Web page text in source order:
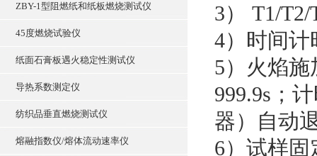
ZBY-1型阻燃纸和纸板燃烧测试仪
45度燃烧试验仪
纸面石膏板遇火稳定性测试仪
导热系数测定仪
纺织品垂直燃烧测试仪
熔融指数仪/熔体流动速率仪
3） T1/
4）时间计
5）火焰施
999.9s；
器）自动
6）试样